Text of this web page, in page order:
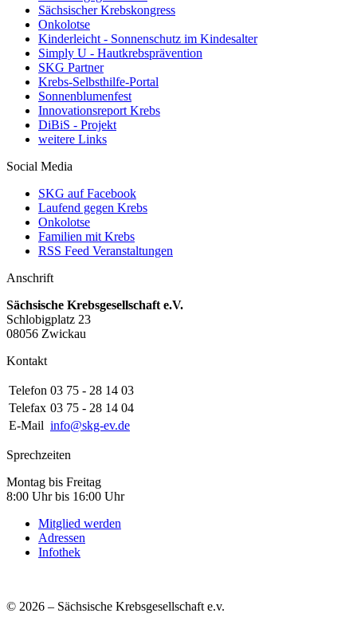
Sächsischer Krebskongress
Onkolotse
Kinderleicht - Sonnenschutz im Kindesalter
Simply U - Hautkrebsprävention
SKG Partner
Krebs-Selbsthilfe-Portal
Sonnenblumenfest
Innovationsreport Krebs
DiBiS - Projekt
weitere Links
Social Media
SKG auf Facebook
Laufend gegen Krebs
Onkolotse
Familien mit Krebs
RSS Feed Veranstaltungen
Anschrift
Sächsische Krebsgesellschaft e.V.
Schlobigplatz 23
08056 Zwickau
Kontakt
Telefon 03 75 - 28 14 03
Telefax 03 75 - 28 14 04
E-Mail info@skg-ev.de
Sprechzeiten
Montag bis Freitag
8:00 Uhr bis 16:00 Uhr
Mitglied werden
Adressen
Infothek
© 2026 – Sächsische Krebsgesellschaft e.v.